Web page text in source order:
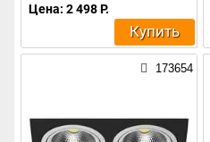
Цена: 2 498 Р.
Купить
173654